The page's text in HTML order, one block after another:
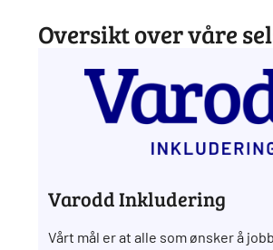
Oversikt over våre
Varodd Inkludering
Vårt mål er at alle som ønsker å